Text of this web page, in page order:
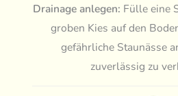
Drainage anlegen: Fülle eine
groben Kies auf den
gefährliche Staunässe
zuverlässig zu